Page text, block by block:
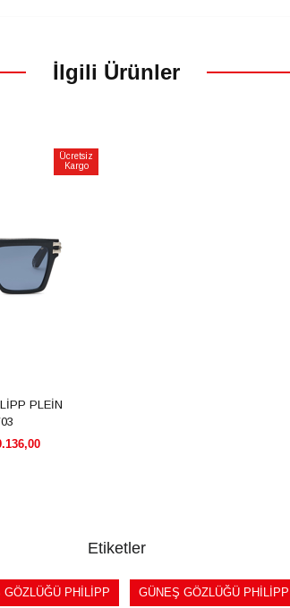
İlgili Ürünler
Ücretsiz
Kargo
PLEİN
Etiketler
GÖZLÜĞÜ PHİLİPP GÜNEŞ GÖZLÜĞÜ